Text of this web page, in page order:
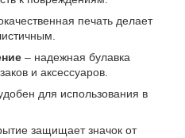
печать делает
– надежная булавка
и аксессуаров.
для использования в
защищает значок от